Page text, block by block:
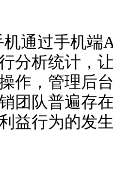
通过手机端
分析统计，
作，管理后
团队普遍存
益行为的发